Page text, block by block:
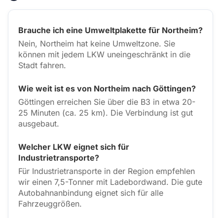
Brauche ich eine Umweltplakette für Northeim?
Nein, Northeim hat keine Umweltzone. Sie
können mit jedem LKW uneingeschränkt in die
Stadt fahren.
Wie weit ist es von Northeim nach Göttingen?
Göttingen erreichen Sie über die B3 in etwa 20-
25 Minuten (ca. 25 km). Die Verbindung ist gut
ausgebaut.
Welcher LKW eignet sich für
Industrietransporte?
Für Industrietransporte in der Region empfehlen
wir einen 7,5-Tonner mit Ladebordwand. Die gute
Autobahnanbindung eignet sich für alle
Fahrzeuggrößen.